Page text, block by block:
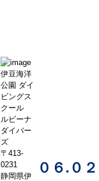
０６.０
伊豆海洋
公園 ダイ
ビングス
クール
ルビーナ
ダイバー
ズ
〒413-
0231
静岡県伊